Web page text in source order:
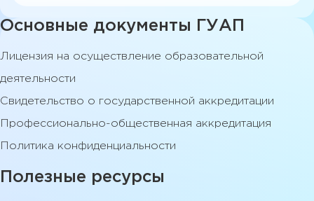
Основные документы ГУАП
Лицензия на осуществление образовательной
деятельности
Свидетельство о государственной аккредитации
Профессионально-общественная аккредитация
Политика конфиденциальности
Полезные ресурсы